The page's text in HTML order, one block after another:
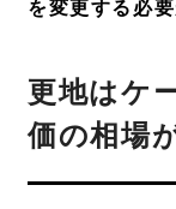
を変更する必
更地はケ
価の相場